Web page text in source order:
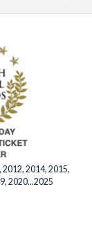
2014, 2015,
2020...2025